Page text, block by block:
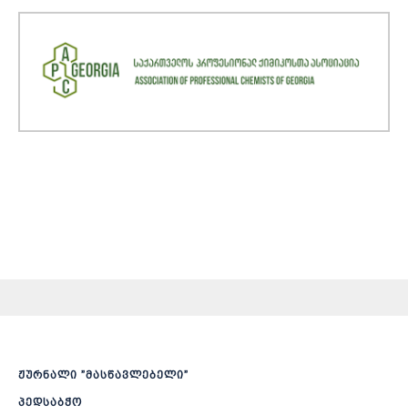
ჟურნალი ”მასწავლებელი”
პედსაბჭო